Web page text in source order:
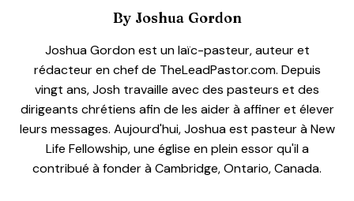
ByJoshua Gordon
Joshua Gordon est un laïc-pasteur, auteur et
rédacteur en chef de TheLeadPastor.com. Depuis
vingt ans, Josh travaille avec des pasteurs et des
dirigeants chrétiens afin de les aider à affiner et élever
leurs messages. Aujourd'hui, Joshua est pasteur à New
Life Fellowship, une église en plein essor qu'il a
contribué à fonder à Cambridge, Ontario, Canada.